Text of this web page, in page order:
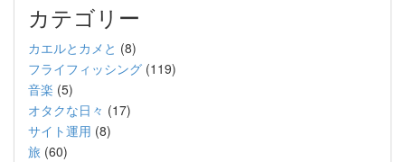
カテゴリー
カエルとカメと (8)
フライフィッシング (119)
音楽 (5)
オタクな日々 (17)
サイト運用 (8)
旅 (60)